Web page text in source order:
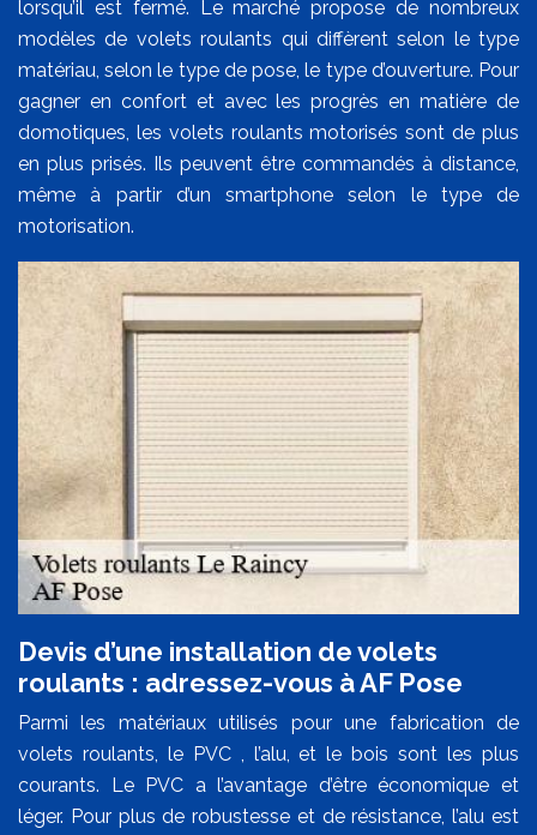
lorsqu’il est fermé. Le marché propose de nombreux
modèles de volets roulants qui diffèrent selon le type
matériau, selon le type de pose, le type d’ouverture. Pour
gagner en confort et avec les progrès en matière de
domotiques, les volets roulants motorisés sont de plus
en plus prisés. Ils peuvent être commandés à distance,
même à partir d’un smartphone selon le type de
motorisation.
Devis d’une installation de volets
roulants : adressez-vous à AF Pose
Parmi les matériaux utilisés pour une fabrication de
volets roulants, le PVC , l’alu, et le bois sont les plus
courants. Le PVC a l’avantage d’être économique et
léger. Pour plus de robustesse et de résistance, l’alu est